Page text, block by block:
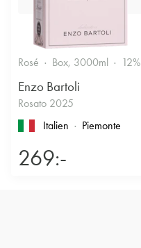
Rosé Box, 3000ml 12%
Enzo Bartoli
Rosato 2025
Italien
Piemonte
269:-